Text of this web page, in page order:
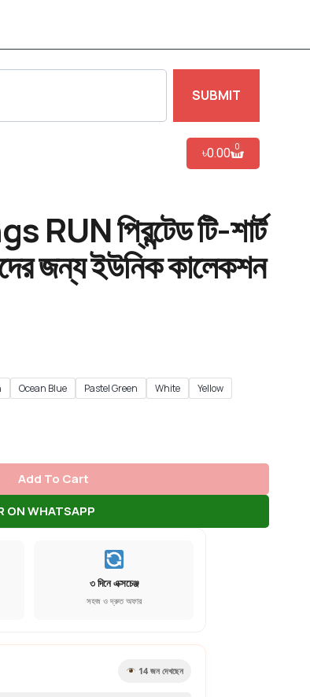
SUBMIT
৳0.00 0
প্রিন্টেড টি-শার্ট
জন্য ইউনিক কালেকশন
Ocean Blue Pastel Green White
Yellow
Add To Cart
ON WHATSAPP
৩ দিনে এক্সচেঞ্জ
সহজ ও দ্রুত অফার
18 জন দেখছেন